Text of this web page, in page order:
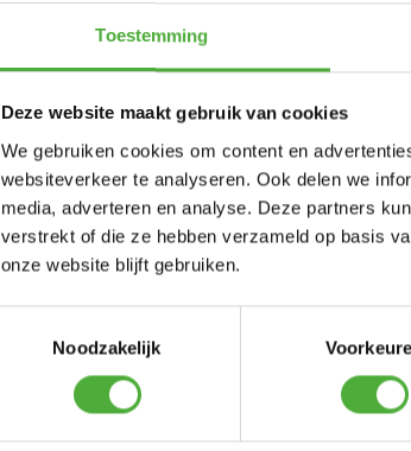
Toestemming
Deze website maakt gebruik van cookies
We gebruiken cookies om content en
websiteverkeer te analyseren. Ook delen we
media, adverteren en analyse. Deze partners
verstrekt of die ze hebben verzameld op basis
onze website blijft gebruiken.
Noodzakelijk
BERG PASSENGER
(5)
Leveres inden for 1-4